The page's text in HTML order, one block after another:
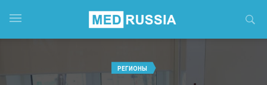
РЕГИОНЫ